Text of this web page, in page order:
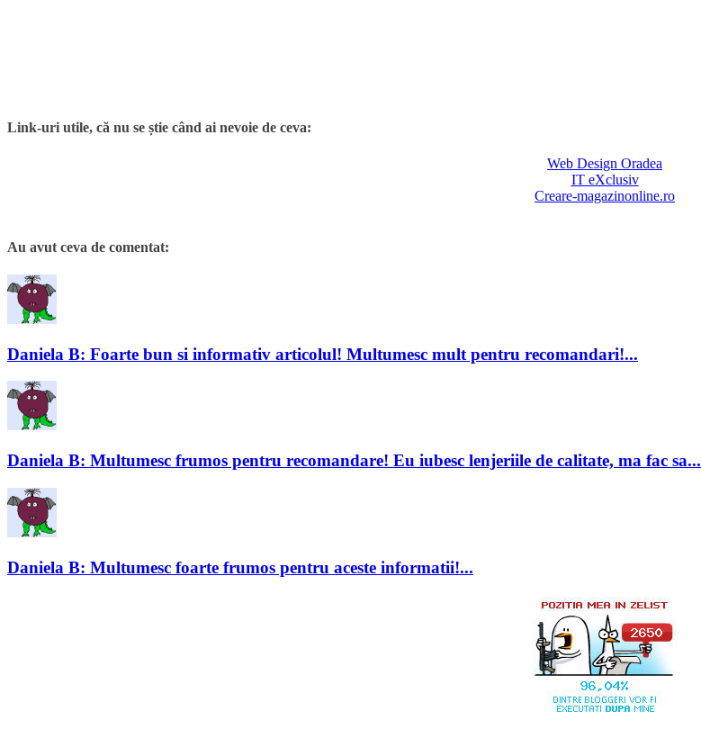
Link-uri utile, că nu se știe când ai nevoie de ceva:
Web Design Oradea
IT eXclusiv
Creare-magazinonline.ro
Au avut ceva de comentat:
Daniela B: Foarte bun si informativ articolul! Multumesc mult pentru recomandari!...
Daniela B: Multumesc frumos pentru recomandare! Eu iubesc lenjeriile de calitate, ma fac sa...
Daniela B: Multumesc foarte frumos pentru aceste informatii!...